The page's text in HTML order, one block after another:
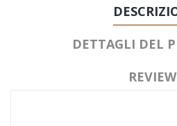
DETTAGLI DEL